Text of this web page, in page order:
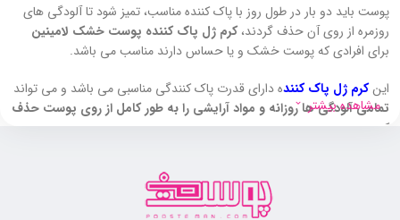
پوست باید دو بار در طول روز با پاک کننده مناسب، تمیز شود تا آلودگی های
روزمره از روی آن حذف گردند، کرم ژل پاک کننده پوست خشک لامینین
برای افرادی که پوست خشک و یا حساس دارند مناسب می باشد.
اینکرم ژل پاک کننده دارای قدرت پاک کنندگی مناسبی می باشد و می تواند
تمامی آلودگی ها روزانه و مواد آرایشی را به طور کامل از روی پوست حذف
کند.
اسیدیته پوست و از بین رفتن میکروبیوتای طبیعی پوست
طبیعی آن را حفظ کرده و بهتقویت سیستم ایمنی پوست
مشاهده بیشتر